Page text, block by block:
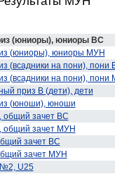
(юниоры), юниоры ВС
(юниоры), юниоры МУН
(всадники на пони), пони
(всадники на пони), пони
приз В (дети), дети
(юноши), юноши
общий зачет ВС
общий зачет МУН
зачет ВС
зачет МУН
U25